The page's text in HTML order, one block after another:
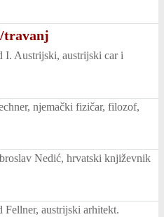
travanj
I. Austrijski, austrijski car i
njemački fizičar, filozof,
Nedić, hrvatski književnik
Fellner, austrijski arhitekt.